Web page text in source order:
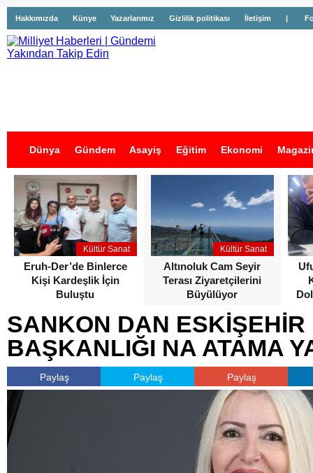
Hakkımızda Künye Yazarlarımız Gizlilik politikası İletişim |
Dünya Gündem Asayiş Eğitim Ekonomi
İş İlanları
Kültür Sanat
Eruh-Der’de Binlerce
Kişi Kardeşlik İçin
Buluştu
Kültür Sanat
Altınoluk Cam Seyir
Terası Ziyaretçilerini
Büyülüyor
SANKON DAN ESKİŞEHİR
BAŞKANLIĞI NA ATAMA
Paylaş Paylaş Paylaş